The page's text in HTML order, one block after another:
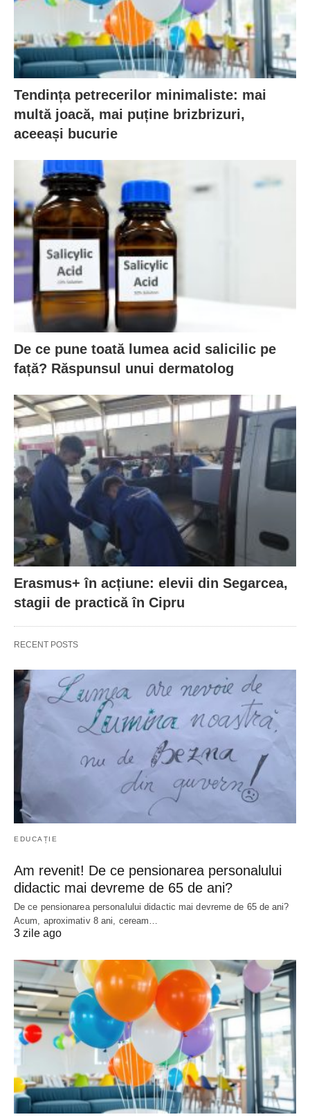
Tendința petrecerilor minimaliste: mai
multă joacă, mai puține brizbrizuri,
aceeași bucurie
De ce pune toată lumea acid salicilic pe
față? Răspunsul unui dermatolog
Erasmus+ în acțiune: elevii din Segarcea,
stagii de practică în Cipru
RECENT POSTS
EDUCAȚIE
Am revenit! De ce pensionarea personalului
didactic mai devreme de 65 de ani?
De ce pensionarea personalului didactic mai devreme de 65 de ani?
Acum, aproximativ 8 ani, ceream…
3 zile ago